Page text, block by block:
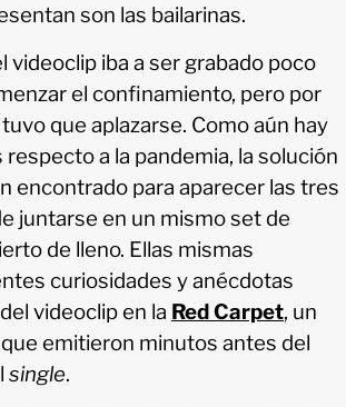
son las bailarinas.
videoclip iba a ser grabado poco
el confinamiento, pero por
que aplazarse. Como aún hay
a la pandemia, la solución
encontrado para aparecer las tres
juntarse en un mismo set de
de lleno. Ellas mismas
curiosidades y anécdotas
videoclip en la Red Carpet, un
emitieron minutos antes del
single.